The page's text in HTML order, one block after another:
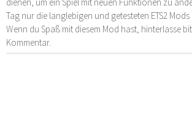
Tag nur die langlebigen und getesteten ETS2 Mods
Wenn du Spaß mit diesem Mod hast, hinterlasse
Kommentar.